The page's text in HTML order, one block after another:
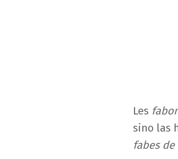
Les
sino las
fabes